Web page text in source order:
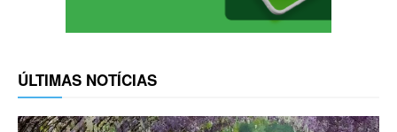
ÚLTIMAS NOTÍCIAS